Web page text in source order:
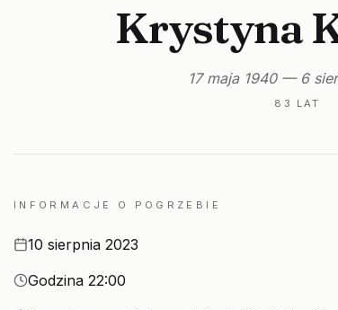
Krystyna
17 maja 1940 — 6
83 LAT
INFORMACJE O POGRZEBIE
Data10 sierpnia 2023
Godzina
Godzina 22:00